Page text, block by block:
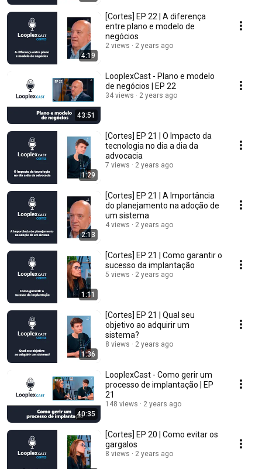
4:19
[Cortes] EP 22 | A diferença
entre plano e modelo de
negócios
2 views 2 years ago
43:51
LooplexCast - Plano e modelo
de negócios | EP 22
34 views 2 years ago
1:29
[Cortes] EP 21 | O Impacto da
tecnologia no dia a dia da
advocacia
7 views 2 years ago
2:13
[Cortes] EP 21 | A Importância
do planejamento na adoção de
um sistema
4 views 2 years ago
1:11
[Cortes] EP 21 | Como garantir o
sucesso da implantação
5 views 2 years ago
1:36
[Cortes] EP 21 | Qual seu
objetivo ao adquirir um
sistema?
8 views 2 years ago
40:35
LooplexCast - Como gerir um
processo de implantação | EP
21
148 views 2 years ago
[Cortes] EP 20 | Como evitar os
gargalos
8 views 2 years ago